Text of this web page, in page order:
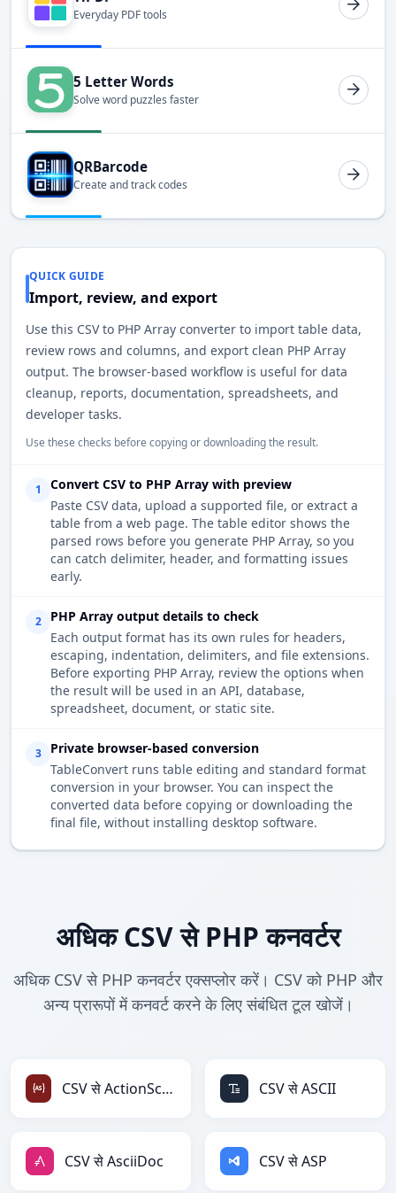
Everyday PDF tools
5 Letter Words
Solve word puzzles faster
QRBarcode
Create and track codes
QUICK GUIDE
Import, review, and export
Use this CSV to PHP Array converter to import table data,
review rows and columns, and export clean PHP Array
output. The browser-based workflow is useful for data
cleanup, reports, documentation, spreadsheets, and
developer tasks.
Use these checks before copying or downloading the result.
1
Convert CSV to PHP Array with preview
Paste CSV data, upload a supported file, or extract a
table from a web page. The table editor shows the
parsed rows before you generate PHP Array, so you
can catch delimiter, header, and formatting issues
early.
2
PHP Array output details to check
Each output format has its own rules for headers,
escaping, indentation, delimiters, and file extensions.
Before exporting PHP Array, review the options when
the result will be used in an API, database,
spreadsheet, document, or static site.
3
Private browser-based conversion
TableConvert runs table editing and standard format
conversion in your browser. You can inspect the
converted data before copying or downloading the
final file, without installing desktop software.
अधिक CSV से PHP कनवर्टर
अधिक CSV से PHP कनवर्टर एक्सप्लोर करें। CSV को PHP और
अन्य प्रारूपों में कनवर्ट करने के लिए संबंधित टूल खोजें।
CSV से ActionScript CSV से ASCII
CSV से AsciiDoc CSV से ASP